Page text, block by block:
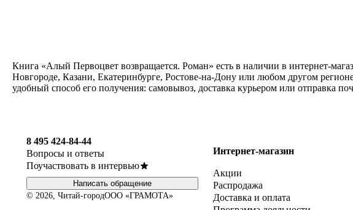
Книга «Алый Первоцвет возвращается. Роман» есть в наличии в интернет-
Новгороде, Казани, Екатеринбурге, Ростове-на-Дону или любом другом
удобный способ его получения: самовывоз, доставка курьером или отправка
8 495 424-84-44
Вопросы и ответы
Поучаствовать в интервью
Написать обращение
© 2026, Читай-городООО «ГРАМОТА»
Интернет-магазин
Акции
Распродажа
Доставка и оплата